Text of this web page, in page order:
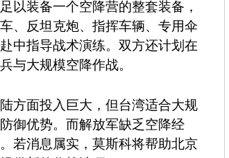
以装备一个空降营的整套装备，
、反坦克炮、指挥车辆、专用伞
中指导战术演练。双方还计划在
与大规模空降作战。
方面投入巨大，但台湾适合大规
御优势。而解放军缺乏空降经
若消息属实，莫斯科将帮助北京